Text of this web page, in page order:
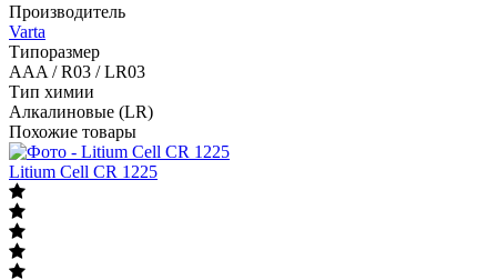
Производитель
Varta
Типоразмер
AAA / R03 / LR03
Тип химии
Алкалиновые (LR)
Похожие товары
Litium Cell CR 1225